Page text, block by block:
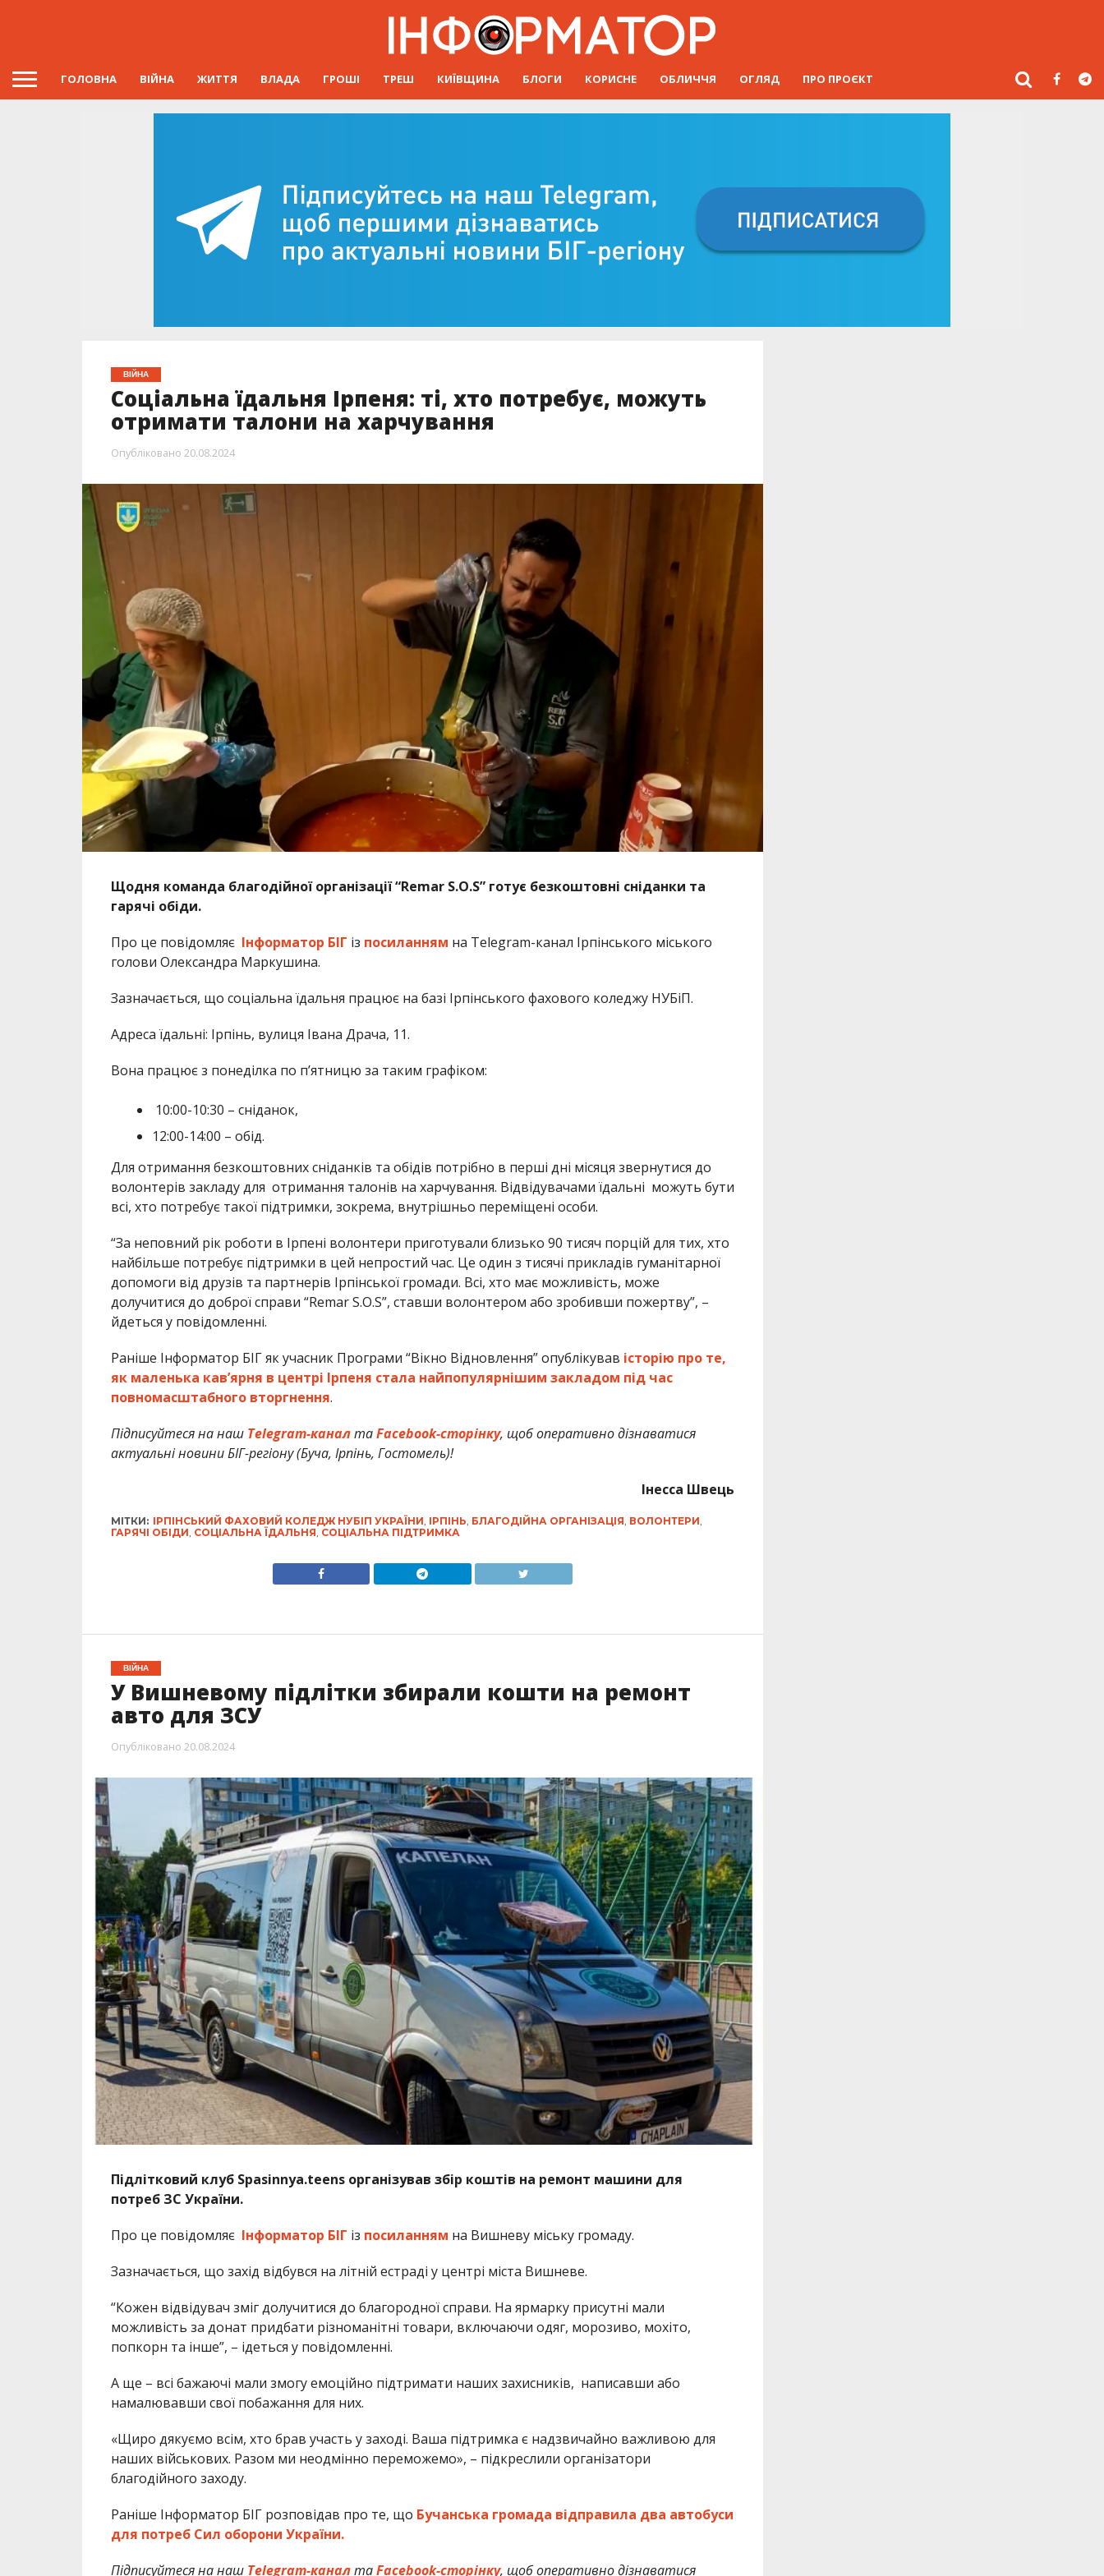
ГОЛОВНА ВІЙНА ЖИТТЯ ВЛАДА ГРОШІ ТРЕШ КИЇВЩИНА БЛОГИ КОРИСНЕ ОБЛИЧЧЯ ОГЛЯД ПРО ПРОЄКТ
ВІЙНА
Соціальна їдальня Ірпеня: ті, хто потребує, можуть
отримати талони на харчування
Опубліковано 20.08.2024
Щодня команда благодійної організації “Remar S.O.S” готує безкоштовні сніданки та
гарячі обіди.
Про це повідомляє Інформатор БІГ із посиланням на Telegram-канал Ірпінського міського
голови Олександра Маркушина.
Зазначається, що соціальна їдальня працює на базі Ірпінського фахового коледжу НУБіП.
Адреса їдальні: Ірпінь, вулиця Івана Драча, 11.
Вона працює з понеділка по пʼятницю за таким графіком:
10:00-10:30 – сніданок,
12:00-14:00 – обід.
Для отримання безкоштовних сніданків та обідів потрібно в перші дні місяця звернутися до
волонтерів закладу для отримання талонів на харчування. Відвідувачами їдальні можуть бути
всі, хто потребує такої підтримки, зокрема, внутрішньо переміщені особи.
“За неповний рік роботи в Ірпені волонтери приготували близько 90 тисяч порцій для тих, хто
найбільше потребує підтримки в цей непростий час. Це один з тисячі прикладів гуманітарної
допомоги від друзів та партнерів Ірпінської громади. Всі, хто має можливість, може
долучитися до доброї справи “Remar S.O.S”, ставши волонтером або зробивши пожертву”, –
йдеться у повідомленні.
Раніше Інформатор БІГ як учасник Програми “Вікно Відновлення” опублікував історію про те,
як маленька кавʼярня в центрі Ірпеня стала найпопулярнішим закладом під час
повномасштабного вторгнення.
Підписуйтеся на наш Telegram-каналтаFacebook-сторінку, щоб оперативно дізнаватися
актуальні новини БІГ-регіону (Буча, Ірпінь, Гостомель)!
Інесса Швець
МІТКИ: ІРПІНСЬКИЙ ФАХОВИЙ КОЛЕДЖ НУБІП УКРАЇНИ ІРПІНЬ БЛАГОДІЙНА ОРГАНІЗАЦІЯ ВОЛОНТЕРИ
ГАРЯЧІ ОБІДИ СОЦІАЛЬНА ЇДАЛЬНЯ СОЦІАЛЬНА ПІДТРИМКА
ВІЙНА
У Вишневому підлітки збирали кошти на ремонт
авто для ЗСУ
Опубліковано 20.08.2024
Підлітковий клуб Spasinnya.teens організував збір коштів на ремонт машини для
потреб ЗС України.
Про це повідомляє Інформатор БІГ із посиланням на Вишневу міську громаду.
Зазначається, що захід відбувся на літній естраді у центрі міста Вишневе.
“Кожен відвідувач зміг долучитися до благородної справи. На ярмарку присутні мали
можливість за донат придбати різноманітні товари, включаючи одяг, морозиво, мохіто,
попкорн та інше”, – ідеться у повідомленні.
А ще – всі бажаючі мали змогу емоційно підтримати наших захисників, написавши або
намалювавши свої побажання для них.
«Щиро дякуємо всім, хто брав участь у заході. Ваша підтримка є надзвичайно важливою для
наших військових. Разом ми неодмінно переможемо», – підкреслили організатори
благодійного заходу.
Раніше Інформатор БІГ розповідав про те, що Бучанська громада відправила два автобуси
для потреб Сил оборони України.
Підписуйтеся на наш Telegram-каналтаFacebook-сторінку, щоб оперативно дізнаватися